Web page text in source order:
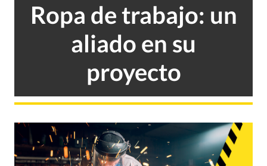
Ropa de trabajo: un
aliado en su
proyecto